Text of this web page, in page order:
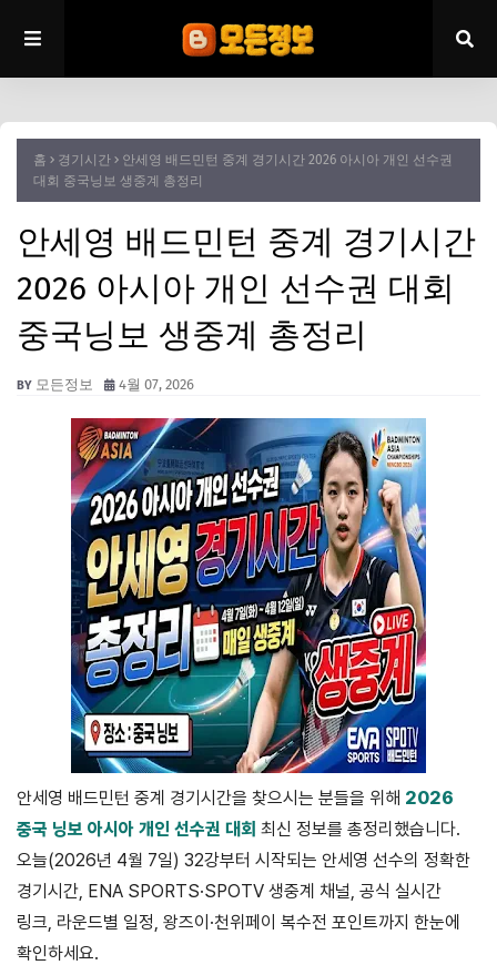
홈 경기시간
안세영 배드민턴 중계 경기시간 2026 아시아 개인 선수권
대회 중국닝보 생중계 총정리
안세영 배드민턴 중계 경기시간
2026 아시아 개인 선수권 대회
중국닝보 생중계 총정리
모든정보 4월 07, 2026
안세영 배드민턴 중계 경기시간을 찾으시는 분들을 위해 2026
중국 닝보 아시아 개인 선수권 대회 최신 정보를 총정리했습니다.
오늘(2026년 4월 7일) 32강부터 시작되는 안세영 선수의 정확한
경기시간, ENA SPORTS·SPOTV 생중계 채널, 공식 실시간
링크, 라운드별 일정, 왕즈이·천위페이 복수전 포인트까지 한눈에
확인하세요.